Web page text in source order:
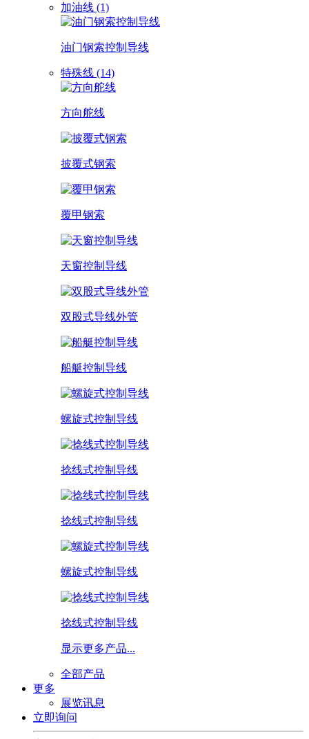
加油线 (1)
油门钢索控制导线
特殊线 (14)
方向舵线
披覆式钢索
覆甲钢索
天窗控制导线
双股式导线外管
船艇控制导线
螺旋式控制导线
捻线式控制导线
捻线式控制导线
螺旋式控制导线
捻线式控制导线
显示更多产品...
全部产品
更多
展览讯息
立即询问